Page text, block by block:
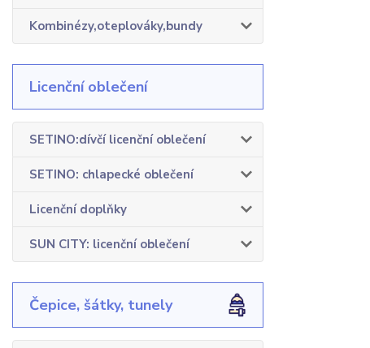
Kombinézy,oteplováky,bundy
Licenční oblečení
SETINO:dívčí licenční oblečení
SETINO: chlapecké oblečení
Licenční doplňky
SUN CITY: licenční oblečení
Čepice, šátky, tunely